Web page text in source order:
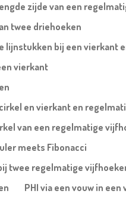
zijde van een
twee driehoeken
lijnstukken bij een vierkant
vierkant
en vierkant en
van een regelmatige
meets Fibonacci
twee regelmatige
PHI via een vouw in een